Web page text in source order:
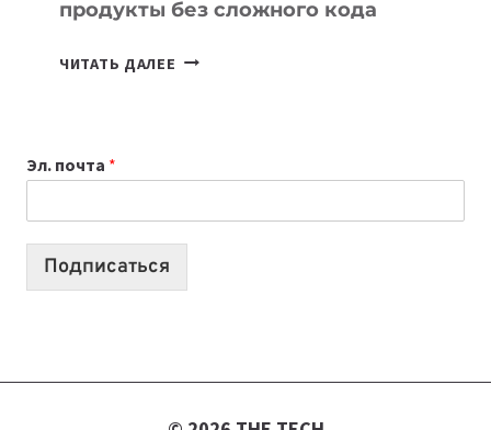
продукты без сложного кода
ЧИТАТЬ ДАЛЕЕ 7
СОЗДАВАТЬ
ПРОДУКТЫ
Эл. почта *
Подписаться